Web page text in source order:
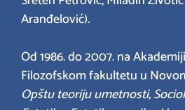
Aranđelović).
Od 1986. do 2007. na
Filozofskom fakultetu u
Opštu teoriju umetnosti,